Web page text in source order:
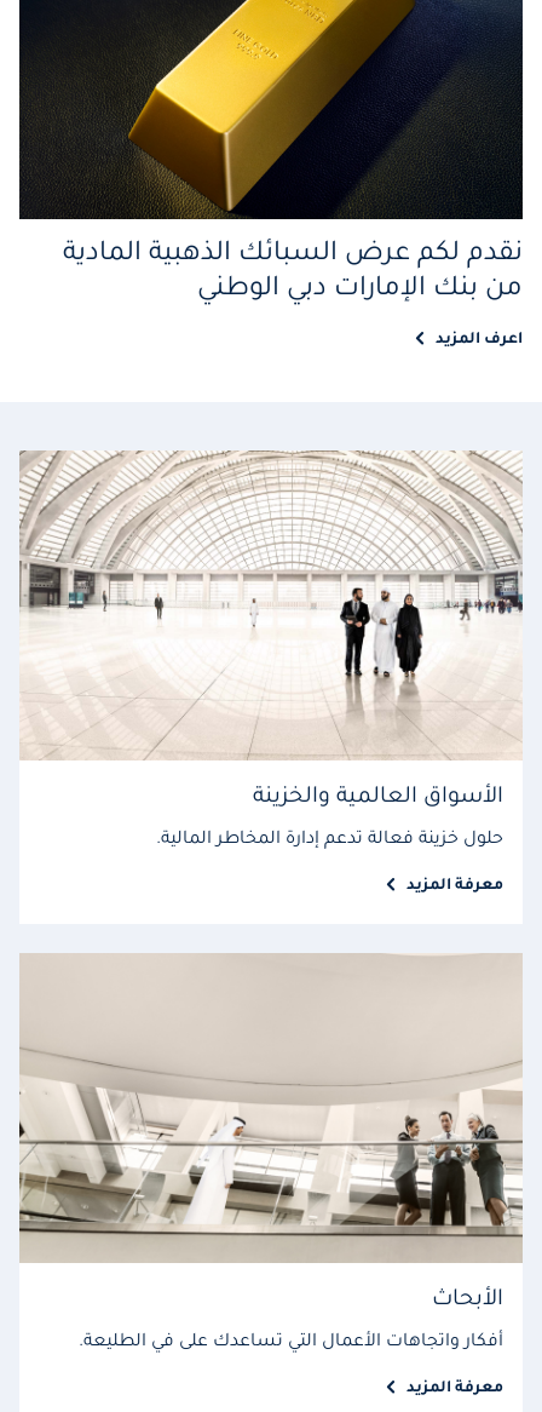
نقدم لكم عرض السبائك الذهبية المادية
من بنك الإمارات دبي الوطني
اعرف المزيد
الأسواق العالمية والخزينة
حلول خزينة فعالة تدعم إدارة المخاطر المالية.
معرفة المزيد
الأبحاث
أفكار واتجاهات الأعمال التي تساعدك على في الطليعة.
معرفة المزيد